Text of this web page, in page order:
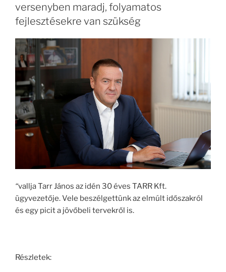
versenyben maradj, folyamatos
fejlesztésekre van szükség
“vallja Tarr János az idén 30 éves TARR Kft.
ügyvezetője. Vele beszélgettünk az elmúlt időszakról
és egy picit a jövőbeli tervekről is.
Részletek: